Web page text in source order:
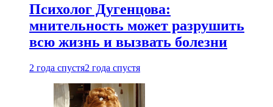
Психолог Дугенцова:
мнительность может разрушить
всю жизнь и вызвать болезни
2 года спустя2 года спустя